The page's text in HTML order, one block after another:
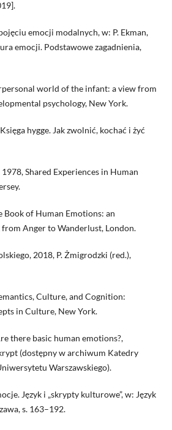
emocji modalnych, w: P. Ekman,
emocji. Podstawowe zagadnienia,
world of the infant: a view from
psychology, New York.
hygge. Jak zwolnić, kochać i żyć
1978, Shared Experiences in Human
Book of Human Emotions: an
Anger to Wanderlust, London.
2018, P. Żmigrodzki (red.),
Culture, and Cognition:
in Culture, New York.
there basic human emotions?,
(dostępny w archiwum Katedry
Warszawskiego).
Język i „skrypty kulturowe”, w: Język
s. 163–192.